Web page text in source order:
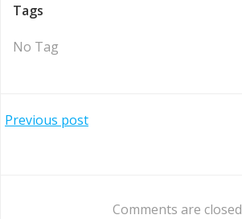
Tags
No Tag
Navegació
Previous post
d'entradesComments are closed